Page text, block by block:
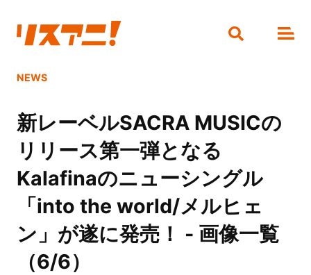
NEWS
新レーベルSACRA MUSICの
リリース第一弾となる
Kalafinaのニューシングル
「into the world/メルヒェ
ン」が遂に発売！ - 画像一覧
（6/6）